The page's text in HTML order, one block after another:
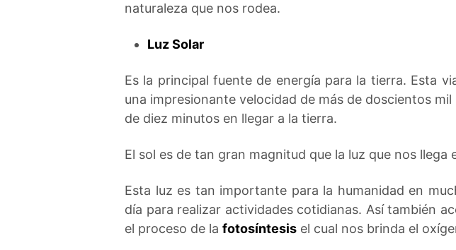
naturaleza que nos rodea.
Luz Solar
Es la principal fuente de energía para la tierra. Esta
una impresionante velocidad de más de doscientos
de diez minutos en llegar a la tierra.
El sol es de tan gran magnitud que la luz que nos
Esta luz es tan importante para la humanidad en
día para realizar actividades cotidianas. Así también
el proceso de la fotosíntesis el cual nos brinda el